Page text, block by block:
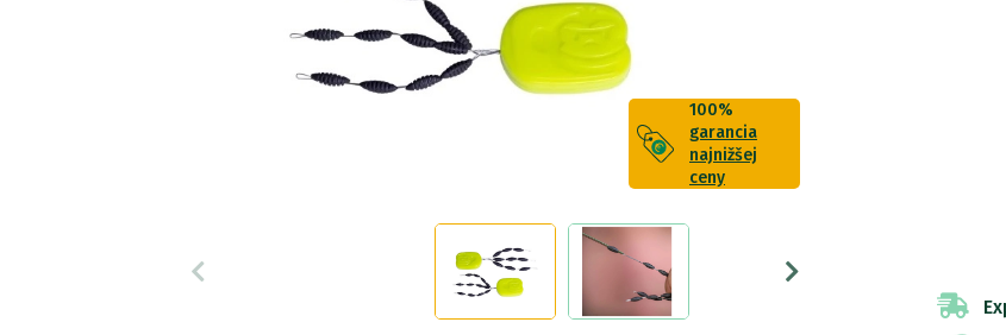
100%
garancia
najnižšej
ceny